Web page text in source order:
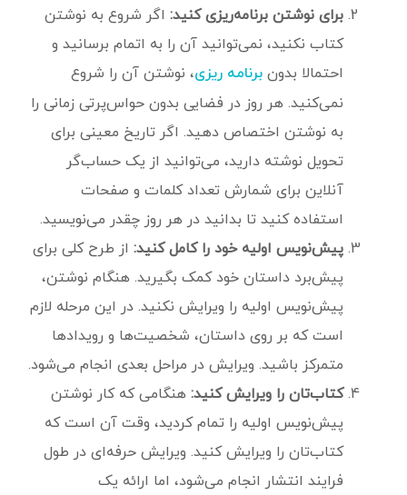
برای نوشتن برنامه‌ریزی کنید: اگر شروع به نوشتن
کتاب نکنید، نمی‌توانید آن را به اتمام برسانید و
احتمالا بدون برنامه ریزی، نوشتن آن را شروع
نمی‌کنید. هر روز در فضایی بدون حواس‌پرتی زمانی را
به نوشتن اختصاص دهید. اگر تاریخ معینی برای
تحویل نوشته دارید، می‌توانید از یک حساب‌گر
آنلاین برای شمارش تعداد کلمات و صفحات
استفاده کنید تا بدانید در هر روز چقدر می‌نویسید.
پیش‌نویس اولیه خود را کامل کنید: از طرح کلی برای
پیش‌برد داستان خود کمک بگیرید. هنگام نوشتن،
پیش‌نویس اولیه را ویرایش نکنید. در این مرحله لازم
است که بر روی داستان، شخصیت‌ها و رویدادها
متمرکز باشید. ویرایش در مراحل بعدی انجام می‌شود.
کتاب‌تان را ویرایش کنید:هنگامی که کار نوشتن
پیش‌نویس اولیه را تمام کردید، وقت آن است که
کتاب‌تان را ویرایش کنید. ویرایش حرفه‌ای در طول
فرایند انتشار انجام می‌شود، اما ارائه یک